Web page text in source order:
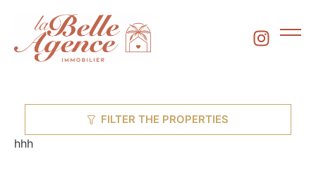
FILTER THE PROPERTIES
hhh